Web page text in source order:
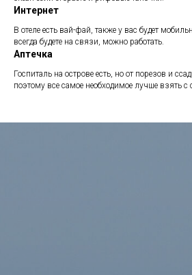
Интернет
В отеле есть вай-фай, также у вас будет
всегда будете на связи, можно работать.
Аптечка
Госпиталь на острове есть, но от порезов и
поэтому все самое необходимое лучше взять с